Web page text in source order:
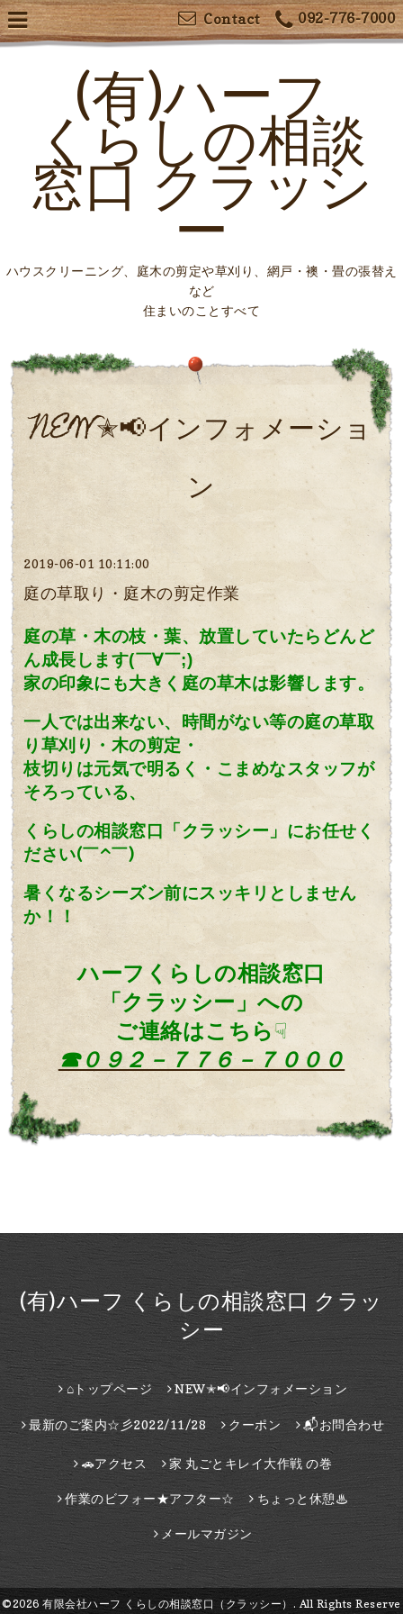
092-776-7000
Contact
(有)ハーフ
くらしの相談
窓口 クラッシ
ー
ハウスクリーニング、庭木の剪定や草刈り、網戸・襖・畳の張替え
など
住まいのことすべて
NEW✭📢インフォメーショ
ン
2019-06-01 10:11:00
庭の草取り・庭木の剪定作業
庭の草・木の枝・葉、放置していたらどんど
ん成長します(￣∀￣;)
家の印象にも大きく庭の草木は影響します。
一人では出来ない、時間がない等の庭の草取
り草刈り・木の剪定・
枝切りは元気で明るく・こまめなスタッフが
そろっている、
くらしの相談窓口「クラッシー」にお任せく
ださい(￣^￣)ゞ
暑くなるシーズン前にスッキリとしません
か！！
ハーフくらしの相談窓口
「クラッシー」への
ご連絡はこちら☟
☎０９２－７７６－７０００
(有)ハーフ くらしの相談窓口 クラッ
シー
⌂トップページ NEW✭📢インフォメーション
最新のご案内☆彡2022/11/28 クーポン 📬お問合わせ
🚗アクセス 家 丸ごとキレイ大作戦 の巻
作業のビフォー★アフター☆ ちょっと休憩♨
メールマガジン
©2026有限会社ハーフ くらしの相談窓口（クラッシー） . All Rights Reserve